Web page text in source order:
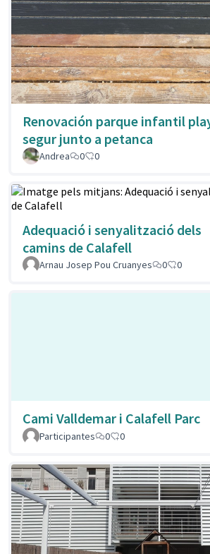
Renovación parque infantil
segur junto a petanca
Andrea 0 0
Adequació i senyalització dels
camins de Calafell
Arnau Josep Pou Cruanyes 0 0
Cami Valldemar i Calafell Parc
Participantes
0 0